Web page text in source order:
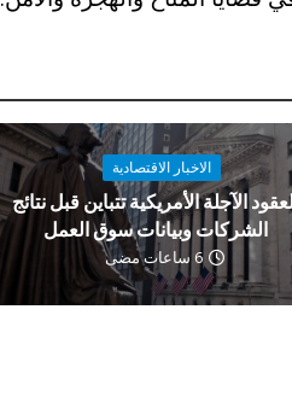
الاخبار الاقتصادية
الآجلة الأمريكية تتباين قبل نتائج
الشركات وبيانات سوق العمل
6 ساعات مضى